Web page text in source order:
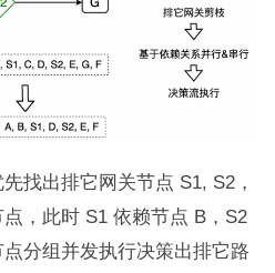
找出排它网关节点 S1, S2，
，此时 S1 依赖节点 B，S2
分组并发执行决策出排它路